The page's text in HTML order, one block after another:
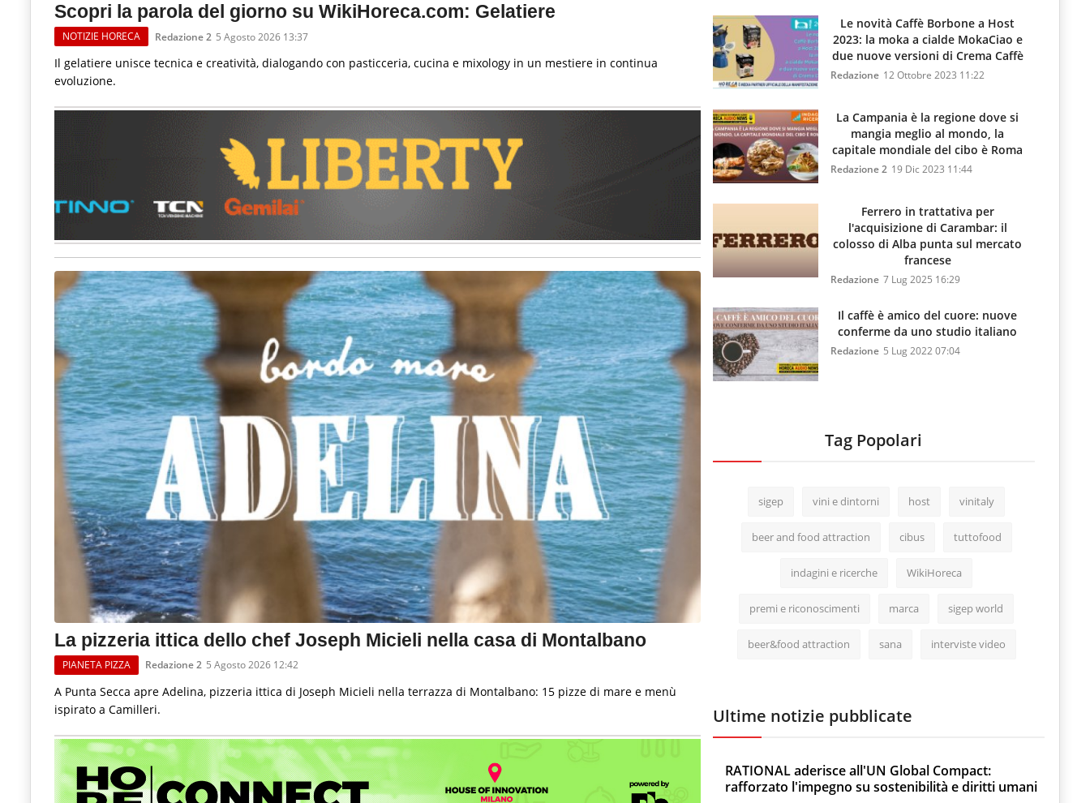
Scopri la parola del giorno su WikiHoreca.com: Gelatiere
NOTIZIE HORECA Redazione 2 5 Agosto 2026 13:37
Il gelatiere unisce tecnica e creatività, dialogando con pasticceria, cucina e mixology in un mestiere in continua
evoluzione.
La pizzeria ittica dello chef Joseph Micieli nella casa di Montalbano
PIANETA PIZZA Redazione 2 5 Agosto 2026 12:42
A Punta Secca apre Adelina, pizzeria ittica di Joseph Micieli nella terrazza di Montalbano: 15 pizze di mare e menù
ispirato a Camilleri.
Le novità Caffè Borbone a Host
2023: la moka a cialde MokaCiao e
due nuove versioni di Crema Caffè
Redazione 12 Ottobre 2023 11:22
La Campania è la regione dove si
mangia meglio al mondo, la
capitale mondiale del cibo è Roma
Redazione 2 19 Dic 2023 11:44
Ferrero in trattativa per
l'acquisizione di Carambar: il
colosso di Alba punta sul mercato
francese
Redazione 7 Lug 2025 16:29
Il caffè è amico del cuore: nuove
conferme da uno studio italiano
Redazione 5 Lug 2022 07:04
Tag Popolari
sigep vini e dintorni host vinitaly
beer and food attraction cibus tuttofood
indagini e ricerche WikiHoreca
premi e riconoscimenti marca sigep world
beer&food attraction sana interviste video
Ultime notizie pubblicate
RATIONAL aderisce all'UN Global Compact:
rafforzato l'impegno su sostenibilità e diritti umani